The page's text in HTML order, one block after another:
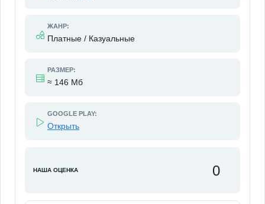
ЖАНР:
Платные / Казуальные
РАЗМЕР:
≈ 146 Мб
GOOGLE PLAY:
Открыть
НАША ОЦЕНКА 0